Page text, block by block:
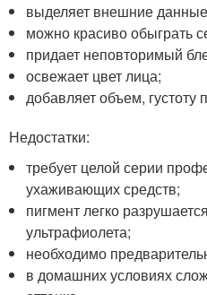
выделяет внешние
можно красиво обыграть
придает неповторимый
освежает цвет лица;
добавляет объем, густоту
Недостатки:
требует целой серии
ухаживающих средств;
пигмент легко
ультрафиолета;
необходимо
в домашних условиях